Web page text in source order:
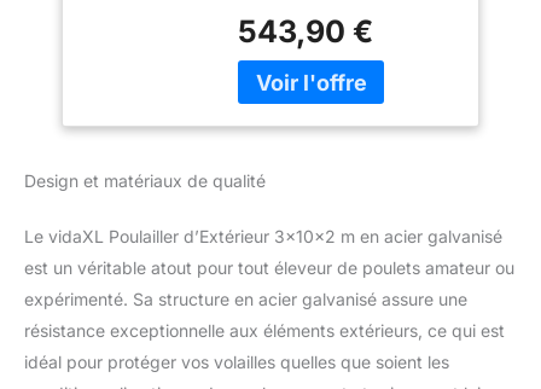
canards et autres petits
animaux, et leur assure un
confort optimal. Il
poulailler est fabriqué en
en polyéthylène est
résistant à l'eau et aux UV.
La porte est équipée
assure une sécurité
accrue à vos petits
543,90 €
Design et matériaux de qualité
Le vidaXL Poulailler d’Extérieur 3x10x2 m en acier galvanisé
est un véritable atout pour tout éleveur de poulets amateur ou
expérimenté. Sa structure en acier galvanisé assure une
résistance exceptionnelle aux éléments extérieurs, ce qui est
idéal pour protéger vos volailles quelles que soient les